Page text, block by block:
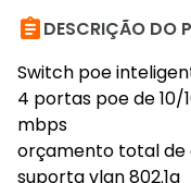
DESCRIÇÃO DO
Switch poe
4 portas poe de 10/
mbps
orçamento total de
suporta vlan 802.1q